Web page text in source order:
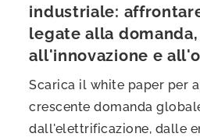
industriale:
legate alla domanda,
all'innovazione e
Scarica il white paper per
crescente domanda
dall'elettrificazione, dalle